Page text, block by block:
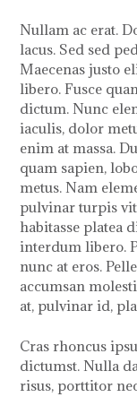
Nullam ac erat.
lacus. Sed sed
Maecenas justo
libero. Fusce
dictum. Nunc
iaculis, dolor
enim at massa.
quam sapien,
metus. Nam
pulvinar turpis
habitasse platea
interdum libero.
nunc at eros.
accumsan
at, pulvinar id,
Cras rhoncus
dictumst. Nulla
risus, porttitor